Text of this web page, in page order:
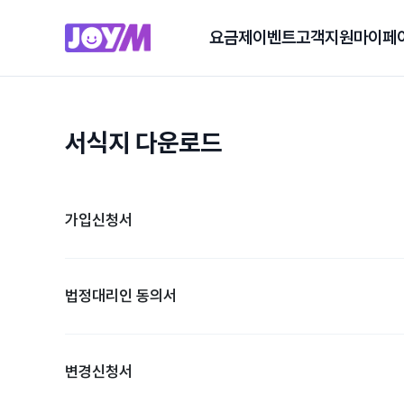
요금제 이벤트고객지원마이페
서식지 다운로드
가입신청서
법정대리인 동의서
변경신청서